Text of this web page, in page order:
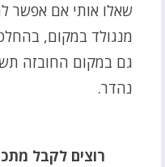
שאלו אותי אם אפשר
מנגולד במקום,
גם במקום החובזה
נהדר.
רוצים לקבל